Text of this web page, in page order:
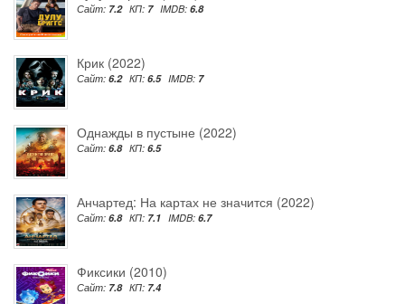
Сайт: 7.2 КП: 7 IMDB: 6.8
Крик (2022)
Сайт: 6.2 КП: 6.5 IMDB: 7
Однажды в пустыне (2022)
Сайт: 6.8 КП: 6.5
Анчартед: На картах не значится (2022)
Сайт: 6.8 КП: 7.1 IMDB: 6.7
Фиксики (2010)
Сайт: 7.8 КП: 7.4